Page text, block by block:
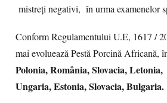
mistreți negativi, în urma examenelor
Conform Regulamentului U.E, 1617 /
mai evoluează Pestă Porcină Africană,
Polonia, România, Slovacia,
Ungaria, Estonia, Slovacia, Bulgaria.